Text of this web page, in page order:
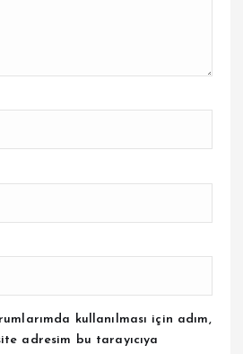
kullanılması için adım,
adresim bu tarayıcıya